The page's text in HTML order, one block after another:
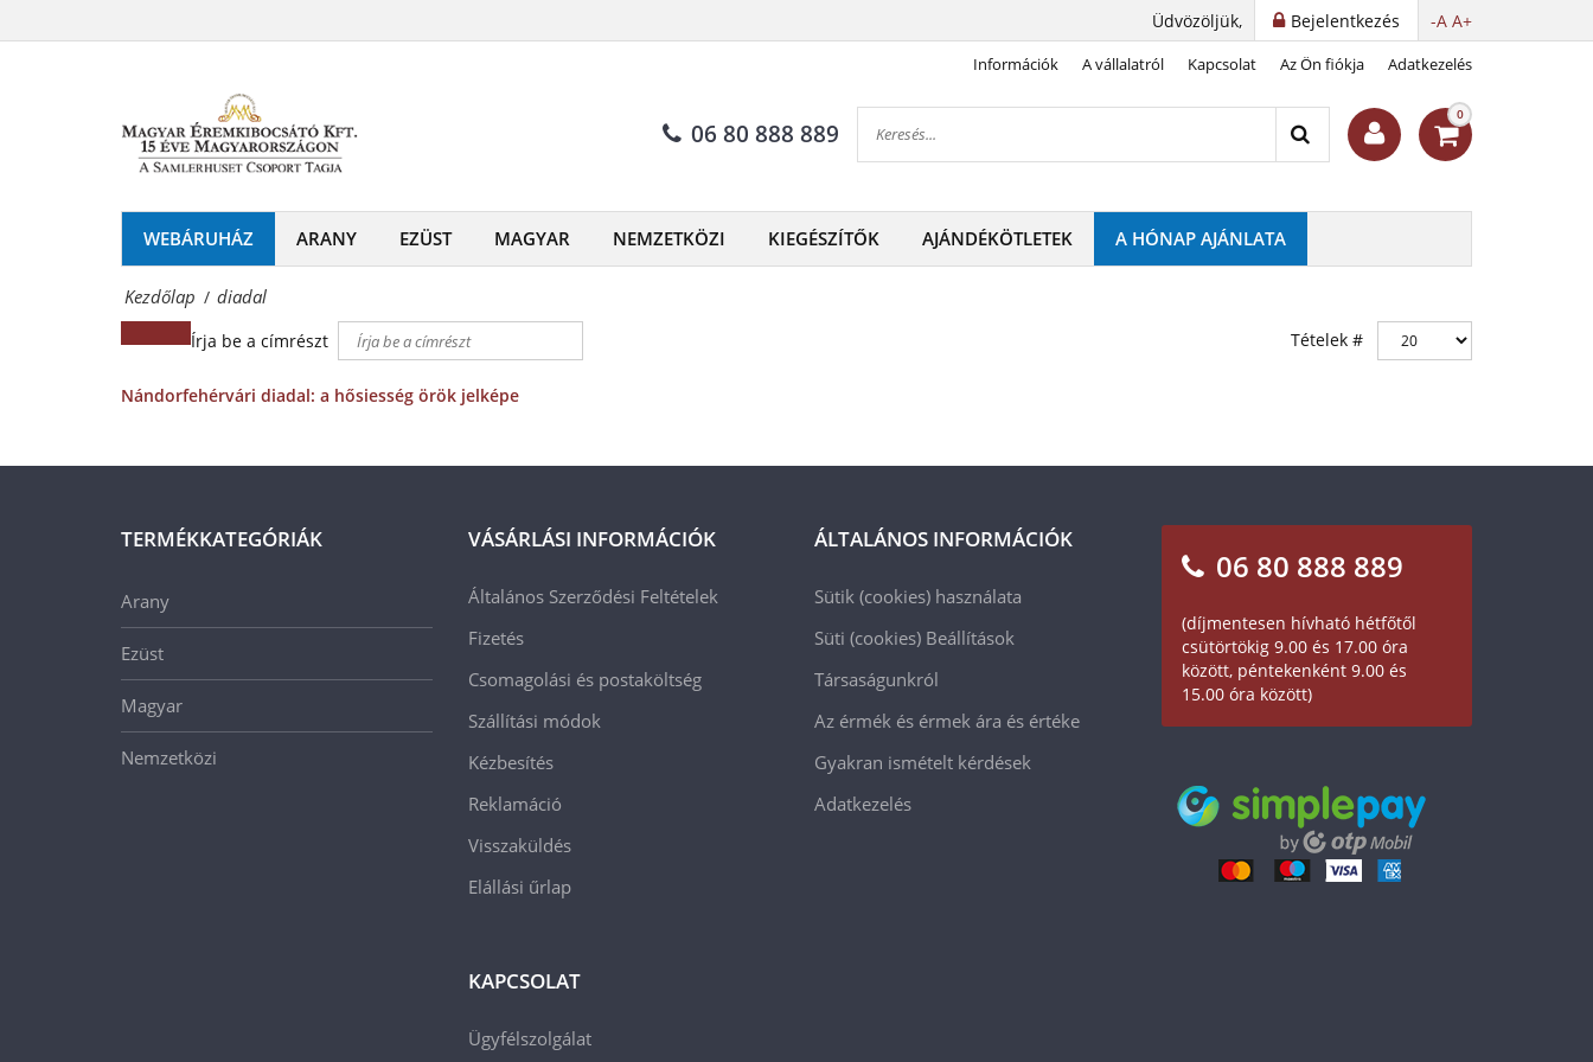
Éremkibocsátó
Kft.
Érmék
és
emlékérmek
hivatalos
forgalmazója!
-A A+
Bejelentkezés
Üdvözöljük,
Információk A vállalatról Kapcsolat Az Ön fiókja Adatkezelés
06 80 888 889
0
WEBÁRUHÁZ ARANY EZÜST MAGYAR NEMZETKÖZI KIEGÉSZÍTŐK AJÁNDÉKÖTLETEK A HÓNAP AJÁNLATA
Kezdőlap / diadal
Írja be a címrészt Tételek #
Nándorfehérvári diadal: a hősiesség örök jelképe
TERMÉKKATEGÓRIÁK
Arany
Ezüst
Magyar
Nemzetközi
VÁSÁRLÁSI INFORMÁCIÓK
Általános Szerződési Feltételek
Fizetés
Csomagolási és postaköltség
Szállítási módok
Kézbesítés
Reklamáció
Visszaküldés
Elállási űrlap
KAPCSOLAT
Ügyfélszolgálat
ÁLTALÁNOS INFORMÁCIÓK
Sütik (cookies) használata
Süti (cookies) Beállítások
Társaságunkról
Az érmék és érmek ára és értéke
Gyakran ismételt kérdések
Adatkezelés
06 80 888 889
(díjmentesen hívható hétfőtől
csütörtökig 9.00 és 17.00 óra
között, péntekenként 9.00 és
15.00 óra között)
forgalmazója!